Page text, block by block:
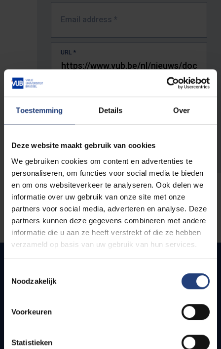
Toestemming Details Over
Deze website maakt gebruik van cookies
We gebruiken cookies om content en advertenties te
personaliseren, om functies voor social media te bieden
en om ons websiteverkeer te analyseren. Ook delen we
informatie over uw gebruik van onze site met onze
partners voor social media, adverteren en analyse. Deze
partners kunnen deze gegevens combineren met andere
informatie die u aan ze heeft verstrekt of die ze hebben
verzameld op basis van uw gebruik van hun services.
Noodzakelijk
Voorkeuren
Statistieken
Email address *
URL *
The full URL of the page where you encountered the error.
Quick links
How to get to the VUB campuses